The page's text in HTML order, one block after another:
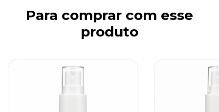
Para comprar com esse
produto